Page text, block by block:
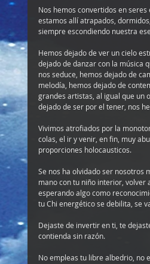
Nos hemos convertidos en
estamos allí atrapados,
siempre escondiendo nuestra
Hemos dejado de ver un cielo
dejado de danzar con la música
nos seduce, hemos dejado de
melodía, hemos dejado de
grandes artistas, al igual que un
dejado de ser por el tener, nos
Vivimos atrofiados por la
colas, el ir y venir, en fin, muy
proporciones holocausticos.
Se nos ha olvidado ser nosotros
mano con tu niño interior, volver
esperando algo como
tu Chi energético se debilita, se
Dejaste de invertir en ti, te
contienda sin razón.
No empleas tu libre albedrio, no